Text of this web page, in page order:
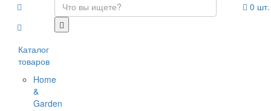
Каталог
товаров
Home
&
Garden
0